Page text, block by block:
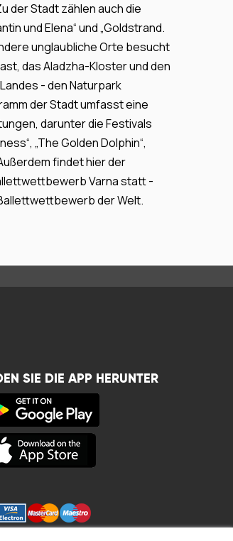
der Stadt zählen auch die
und Elena“ und „Goldstrand.
unglaubliche Orte besucht
das Aladzha-Kloster und den
- den Naturpark
der Stadt umfasst eine
darunter die Festivals
„The Golden Dolphin“,
findet hier der
Varna statt -
der Welt.
SIE DIE APP HERUNTER